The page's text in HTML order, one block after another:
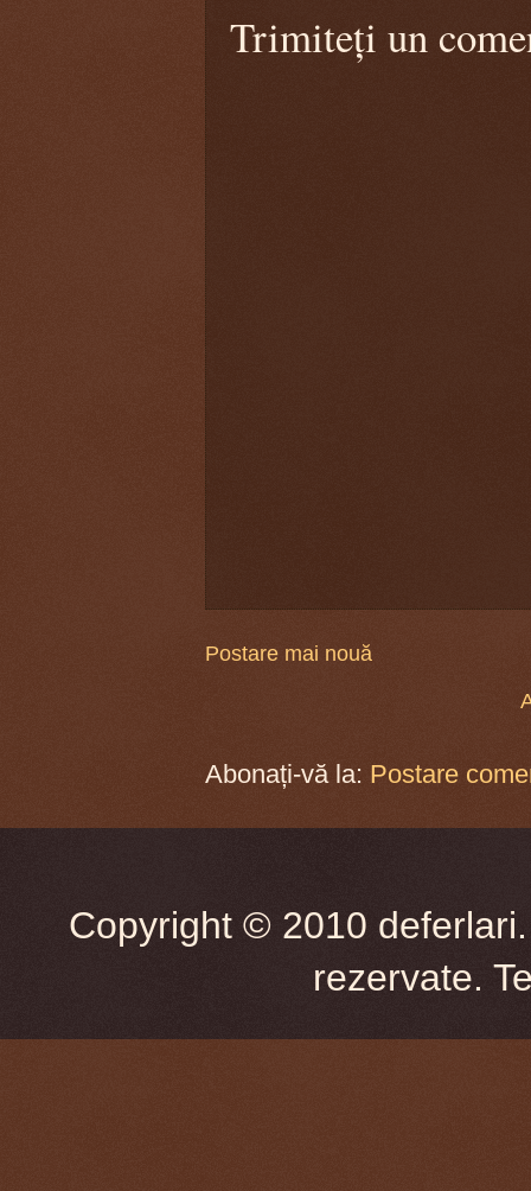
Trimiteți un
Postare mai nouă
Abonați-vă la: Postare
Copyright © 2010
rezervate.